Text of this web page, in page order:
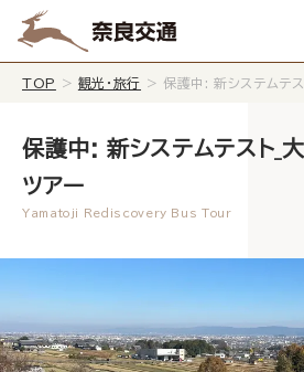
TOP > 観光・旅行 > 保護中: 新システムテ
保護中: 新システムテスト_
ツアー